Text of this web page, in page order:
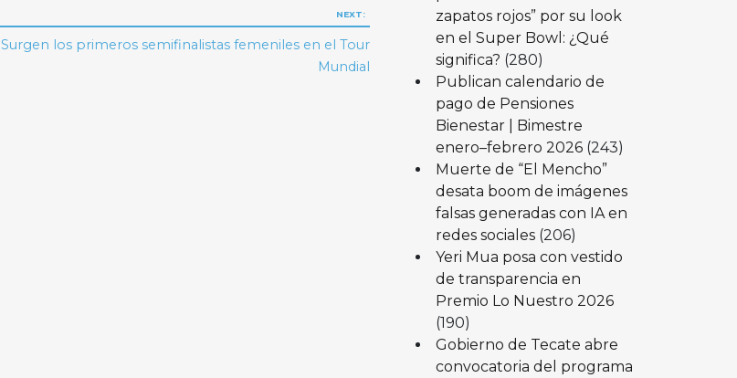
NEXT:
Surgen los primeros semifinalistas femeniles en el Tour
Mundial
zapatos rojos” por su look
en el Super Bowl: ¿Qué
significa? (280)
Publican calendario de
pago de Pensiones
Bienestar | Bimestre
enero–febrero 2026 (243)
Muerte de “El Mencho”
desata boom de imágenes
falsas generadas con IA en
redes sociales (206)
Yeri Mua posa con vestido
de transparencia en
Premio Lo Nuestro 2026
(190)
Gobierno de Tecate abre
convocatoria del programa